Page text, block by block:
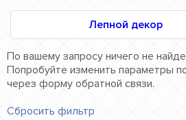
Лепной декор
По вашему запросу ничего не
Попробуйте изменить параметры
через форму обратной связи.
Сбросить фильтр